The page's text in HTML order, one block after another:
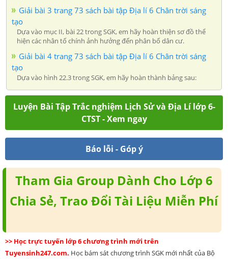
Giải bài 3 trang 73 sách bài tập Địa lí 6 Chân trời sáng
tạo
Dựa vào mục II, bài 22 trong SGK, em hãy hoàn thiện sơ đồ thể
hiện các nhân tố chính ảnh hưởng đến phân bố dân cư.
Giải bài 4 trang 73 sách bài tập Địa lí 6 Chân trời sáng
tạo
Dựa vào hình 22.3 trong SGK, em hãy hoàn thành bảng sau:
Luyện Bài Tập Trắc nghiệm Lịch Sử và Địa Lí lớp 6-
CTST - Xem ngay
Báo lỗi - Góp ý
Tham Gia Group Dành Cho Lớp 6
Chia Sẻ, Trao Đổi Tài Liệu Miễn Phí
>> Học trực tuyến lớp 6 chương trình mới trên
Tuyensinh247.com. Học bám sát chương trình SGK mới nhất của Bộ